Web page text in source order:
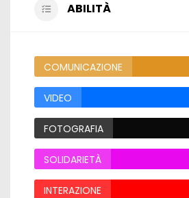
ABILITÀ
COMUNICAZIONE
VIDEO
FOTOGRAFIA
SOLIDARIETÀ
INTERAZIONE